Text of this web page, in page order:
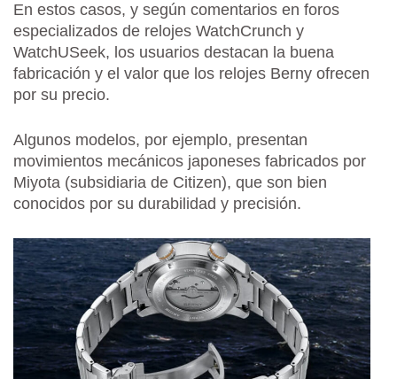
En estos casos, y según comentarios en foros
especializados de relojes WatchCrunch y
WatchUSeek, los usuarios destacan la buena
fabricación y el valor que los relojes Berny ofrecen
por su precio​​​​.
Algunos modelos, por ejemplo, presentan
movimientos mecánicos japoneses fabricados por
Miyota (subsidiaria de Citizen), que son bien
conocidos por su durabilidad y precisión​​.